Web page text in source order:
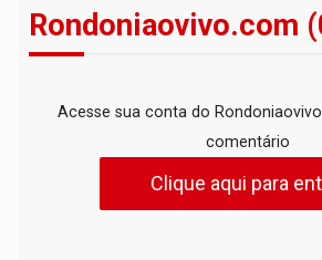
Rondoniaovivo.com
Acesse sua conta do
comentário
Clique aqui para